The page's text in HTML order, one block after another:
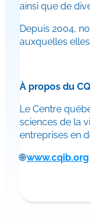
ainsi que de
Depuis 2004,
auxquelles
À propos du
Le Centre
sciences de la
entreprises en
🌐www.cqib.org